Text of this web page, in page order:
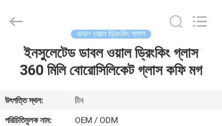
ভিডিও
PRODUCTS
ডাবল ওয়াল ড্রিংকিং গ্লাস
ইনসুলেটেড ডাবল ওয়াল ড্রিংকিং গ্লাস
360 মিলি বোরোসিলিকেট গ্লাস কফি মগ
উৎপত্তি স্থল:
চীন
পরিচিতিমুলক নাম:
OEM / ODM